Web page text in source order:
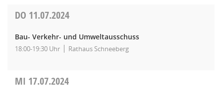
DO 11.07.2024
Bau- Verkehr- und Umweltausschuss
18:00-19:30 Uhr Rathaus Schneeberg
MI 17.07.2024